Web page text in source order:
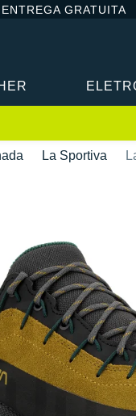
ENTREGA GRATUITA
La Sportiva